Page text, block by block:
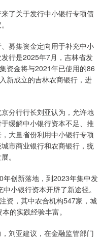
了关于发行中小银行专项债
募集资金定向用于补充中小
行是2025年7月，吉林省发
资金将与2021年已使用的86
新成立的吉林农商银行，进
分行行长刘亚认为，允许地
缓解中小银行资本不足、推
大量省份利用中小银行专项
市商业银行和农商银行，统
。
创新落地，到2023年集中发
小银行资本开辟了新途径。
资，其中农合机构547家，城
的实践经验丰富。
刘亚建议，在金融监管部门